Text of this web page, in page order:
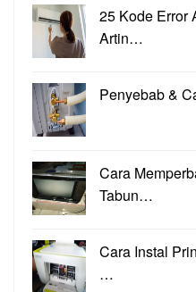
25 Kode Error
Artin…
Penyebab &
Cara
Tabun…
Cara Instal
…